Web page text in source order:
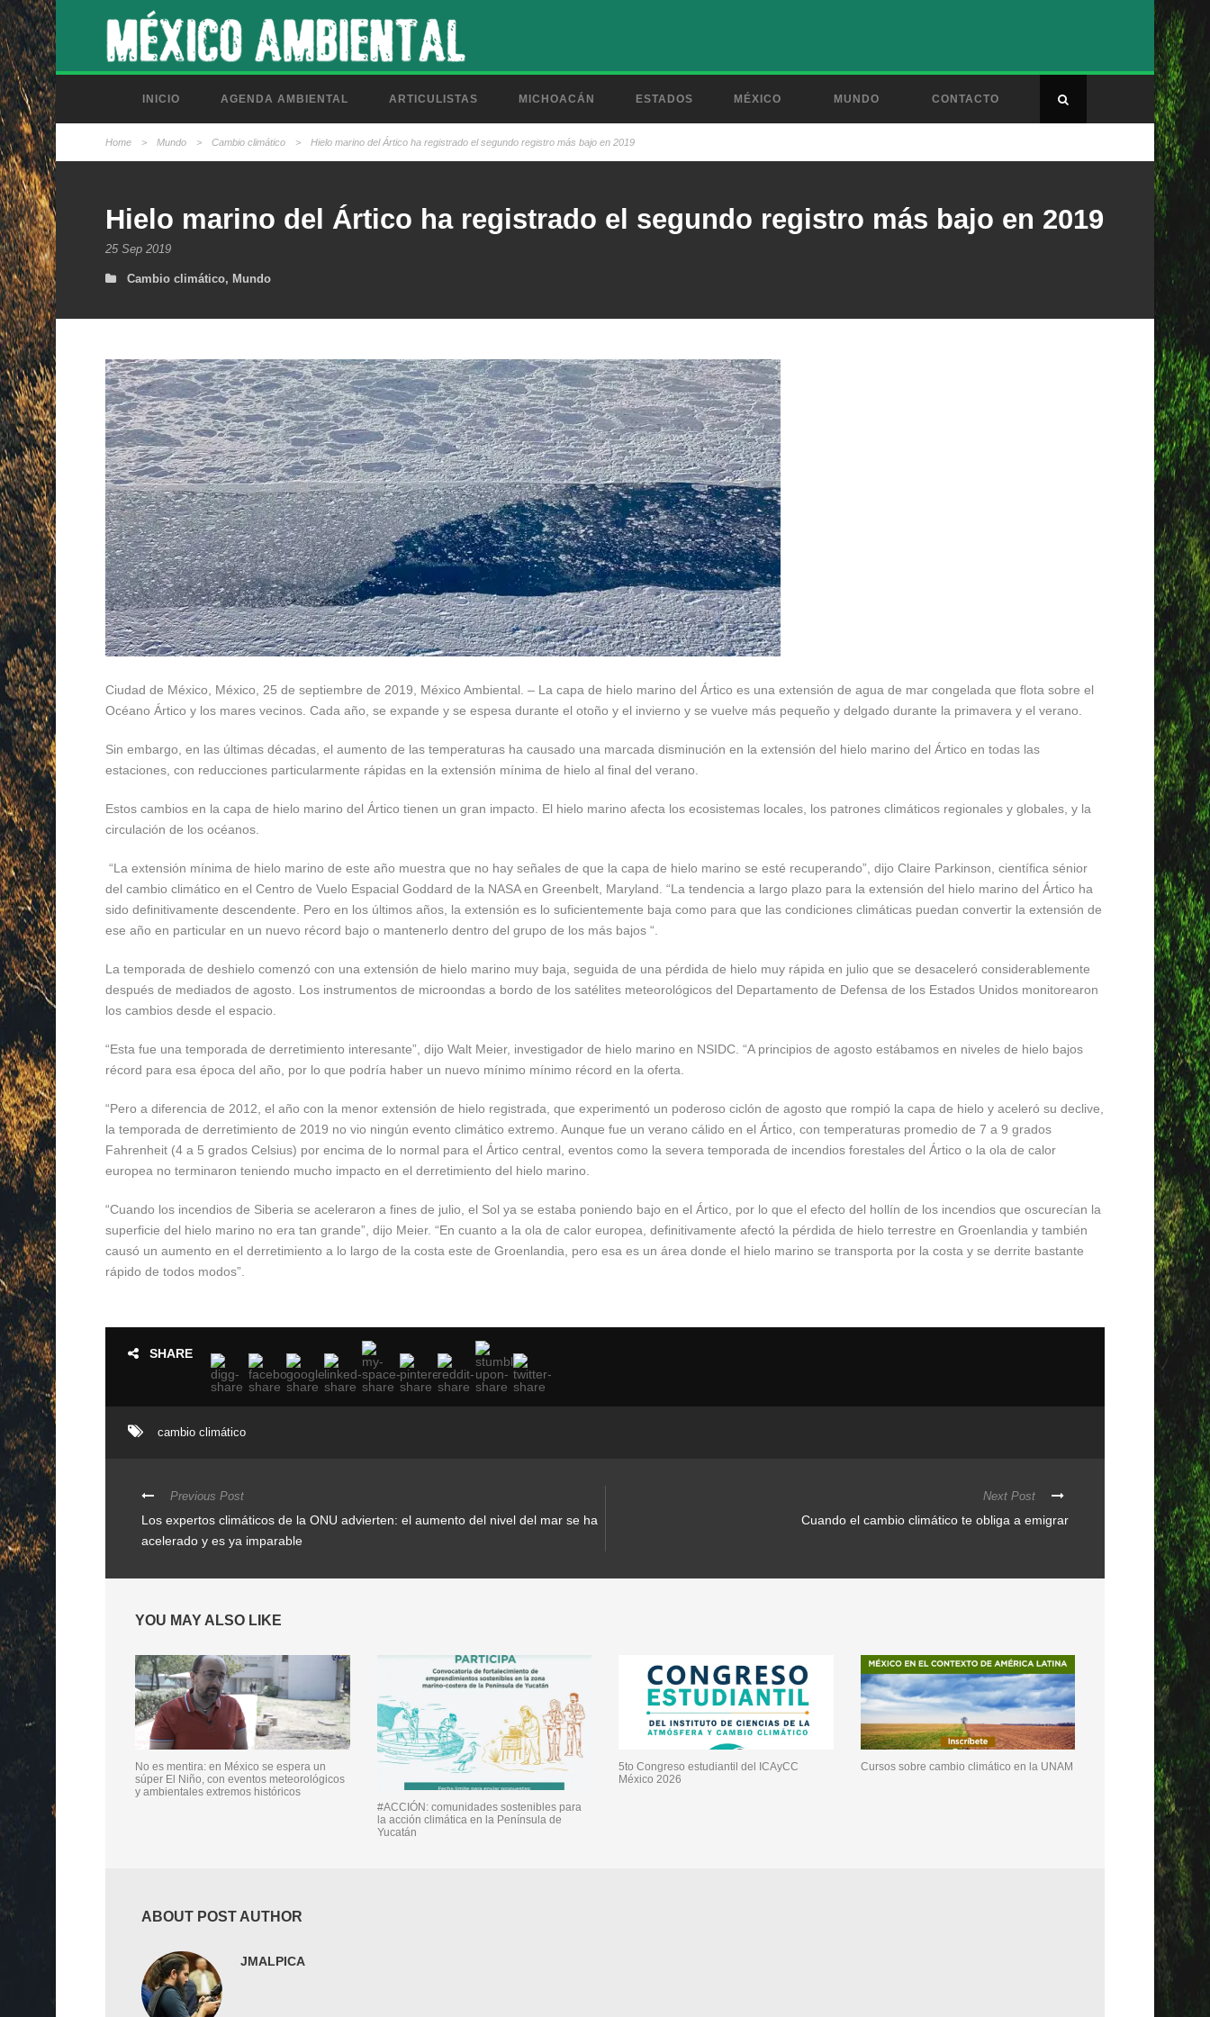
INICIO AGENDA AMBIENTAL ARTICULISTAS MICHOACÁN ESTADOS MÉXICO MUNDO CONTACTO
Home > Mundo > Cambio climático > Hielo marino del Ártico ha registrado el segundo registro más bajo en 2019
Hielo marino del Ártico ha registrado el segundo registro más bajo en 2019
25 Sep 2019
Cambio climático, Mundo
Ciudad de México, México, 25 de septiembre de 2019, México Ambiental. – La capa de hielo marino del Ártico es una extensión de agua de mar congelada que flota sobre el
Océano Ártico y los mares vecinos. Cada año, se expande y se espesa durante el otoño y el invierno y se vuelve más pequeño y delgado durante la primavera y el verano.
Sin embargo, en las últimas décadas, el aumento de las temperaturas ha causado una marcada disminución en la extensión del hielo marino del Ártico en todas las
estaciones, con reducciones particularmente rápidas en la extensión mínima de hielo al final del verano.
Estos cambios en la capa de hielo marino del Ártico tienen un gran impacto. El hielo marino afecta los ecosistemas locales, los patrones climáticos regionales y globales, y la
circulación de los océanos.
“La extensión mínima de hielo marino de este año muestra que no hay señales de que la capa de hielo marino se esté recuperando”, dijo Claire Parkinson, científica sénior
del cambio climático en el Centro de Vuelo Espacial Goddard de la NASA en Greenbelt, Maryland. “La tendencia a largo plazo para la extensión del hielo marino del Ártico ha
sido definitivamente descendente. Pero en los últimos años, la extensión es lo suficientemente baja como para que las condiciones climáticas puedan convertir la extensión de
ese año en particular en un nuevo récord bajo o mantenerlo dentro del grupo de los más bajos “.
La temporada de deshielo comenzó con una extensión de hielo marino muy baja, seguida de una pérdida de hielo muy rápida en julio que se desaceleró considerablemente
después de mediados de agosto. Los instrumentos de microondas a bordo de los satélites meteorológicos del Departamento de Defensa de los Estados Unidos monitorearon
los cambios desde el espacio.
“Esta fue una temporada de derretimiento interesante”, dijo Walt Meier, investigador de hielo marino en NSIDC. “A principios de agosto estábamos en niveles de hielo bajos
récord para esa época del año, por lo que podría haber un nuevo mínimo mínimo récord en la oferta.
“Pero a diferencia de 2012, el año con la menor extensión de hielo registrada, que experimentó un poderoso ciclón de agosto que rompió la capa de hielo y aceleró su declive,
la temporada de derretimiento de 2019 no vio ningún evento climático extremo. Aunque fue un verano cálido en el Ártico, con temperaturas promedio de 7 a 9 grados
Fahrenheit (4 a 5 grados Celsius) por encima de lo normal para el Ártico central, eventos como la severa temporada de incendios forestales del Ártico o la ola de calor
europea no terminaron teniendo mucho impacto en el derretimiento del hielo marino.
“Cuando los incendios de Siberia se aceleraron a fines de julio, el Sol ya se estaba poniendo bajo en el Ártico, por lo que el efecto del hollín de los incendios que oscurecían la
superficie del hielo marino no era tan grande”, dijo Meier. “En cuanto a la ola de calor europea, definitivamente afectó la pérdida de hielo terrestre en Groenlandia y también
causó un aumento en el derretimiento a lo largo de la costa este de Groenlandia, pero esa es un área donde el hielo marino se transporta por la costa y se derrite bastante
rápido de todos modos”.
SHARE
cambio climático
Previous Post
Los expertos climáticos de la ONU advierten: el aumento del nivel del mar se ha
acelerado y es ya imparable
Next Post
Cuando el cambio climático te obliga a emigrar
YOU MAY ALSO LIKE
No es mentira: en México se espera un
súper El Niño, con eventos meteorológicos
y ambientales extremos históricos
#ACCIÓN: comunidades sostenibles para
la acción climática en la Península de
Yucatán
5to Congreso estudiantil del ICAyCC
México 2026
Cursos sobre cambio climático en la UNAM
ABOUT POST AUTHOR
JMALPICA